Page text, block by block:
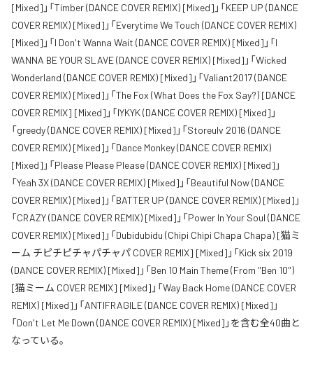
[Mixed]」「Timber (DANCE COVER REMIX) [Mixed]」「KEEP UP (DANCE
COVER REMIX) [Mixed]」「Everytime We Touch (DANCE COVER REMIX)
[Mixed]」「I Don't Wanna Wait (DANCE COVER REMIX) [Mixed]」「I
WANNA BE YOUR SLAVE (DANCE COVER REMIX) [Mixed]」「Wicked
Wonderland (DANCE COVER REMIX) [Mixed]」「Valiant2017 (DANCE
COVER REMIX) [Mixed]」「The Fox (What Does the Fox Say?) [DANCE
COVER REMIX] [Mixed]」「IYKYK (DANCE COVER REMIX) [Mixed]」
「greedy (DANCE COVER REMIX) [Mixed]」「Storeulv 2016 (DANCE
COVER REMIX) [Mixed]」「Dance Monkey (DANCE COVER REMIX)
[Mixed]」「Please Please Please (DANCE COVER REMIX) [Mixed]」
「Yeah 3X (DANCE COVER REMIX) [Mixed]」「Beautiful Now (DANCE
COVER REMIX) [Mixed]」「BATTER UP (DANCE COVER REMIX) [Mixed]」
「CRAZY (DANCE COVER REMIX) [Mixed]」「Power In Your Soul (DANCE
COVER REMIX) [Mixed]」「Dubidubidu (Chipi Chipi Chapa Chapa) [猫ミ
ーム チピチピチャパチャパ COVER REMIX] [Mixed]」「Kick six 2019
(DANCE COVER REMIX) [Mixed]」「Ben 10 Main Theme (From "Ben 10")
[猫ミーム COVER REMIX] [Mixed]」「Way Back Home (DANCE COVER
REMIX) [Mixed]」「ANTIFRAGILE (DANCE COVER REMIX) [Mixed]」
「Don't Let Me Down (DANCE COVER REMIX) [Mixed]」を含む全40曲と
なっている。